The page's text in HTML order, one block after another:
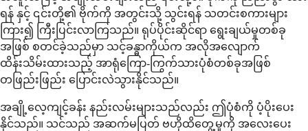
ရန် နှင့် ၎င်းတို့၏ ဗိုက်ကို အတွင်းသို့ သွင်းရန် သတင်းစကားများ
ကြား၍ ကြီးပြင်းလာကြသည်။ ရုပ်ပိုင်းဆိုင်ရာ ရွေးချယ်မှုတစ်ခု
အဖြစ် စတင်ခဲ့သည်မှာ သင့်ခန္ဓာကိုယ်က အလိုအလျောက်
ထိန်းသိမ်းထားသည့် အာရုံကြော-ကြွက်သားပုံစံတစ်ခုအဖြစ်
တဖြည်းဖြည်း ပြောင်းလဲသွားနိုင်သည်။
အချို့လေ့ကျင့်ခန်း နည်းလမ်းများသည်လည်း ဤပုံစံကို ပံ့ပိုးပေး
နိုင်သည်။ သင်သည် အဆက်မပြတ် ဗဟိုထိတွေ့မှုကို အလေးပေး